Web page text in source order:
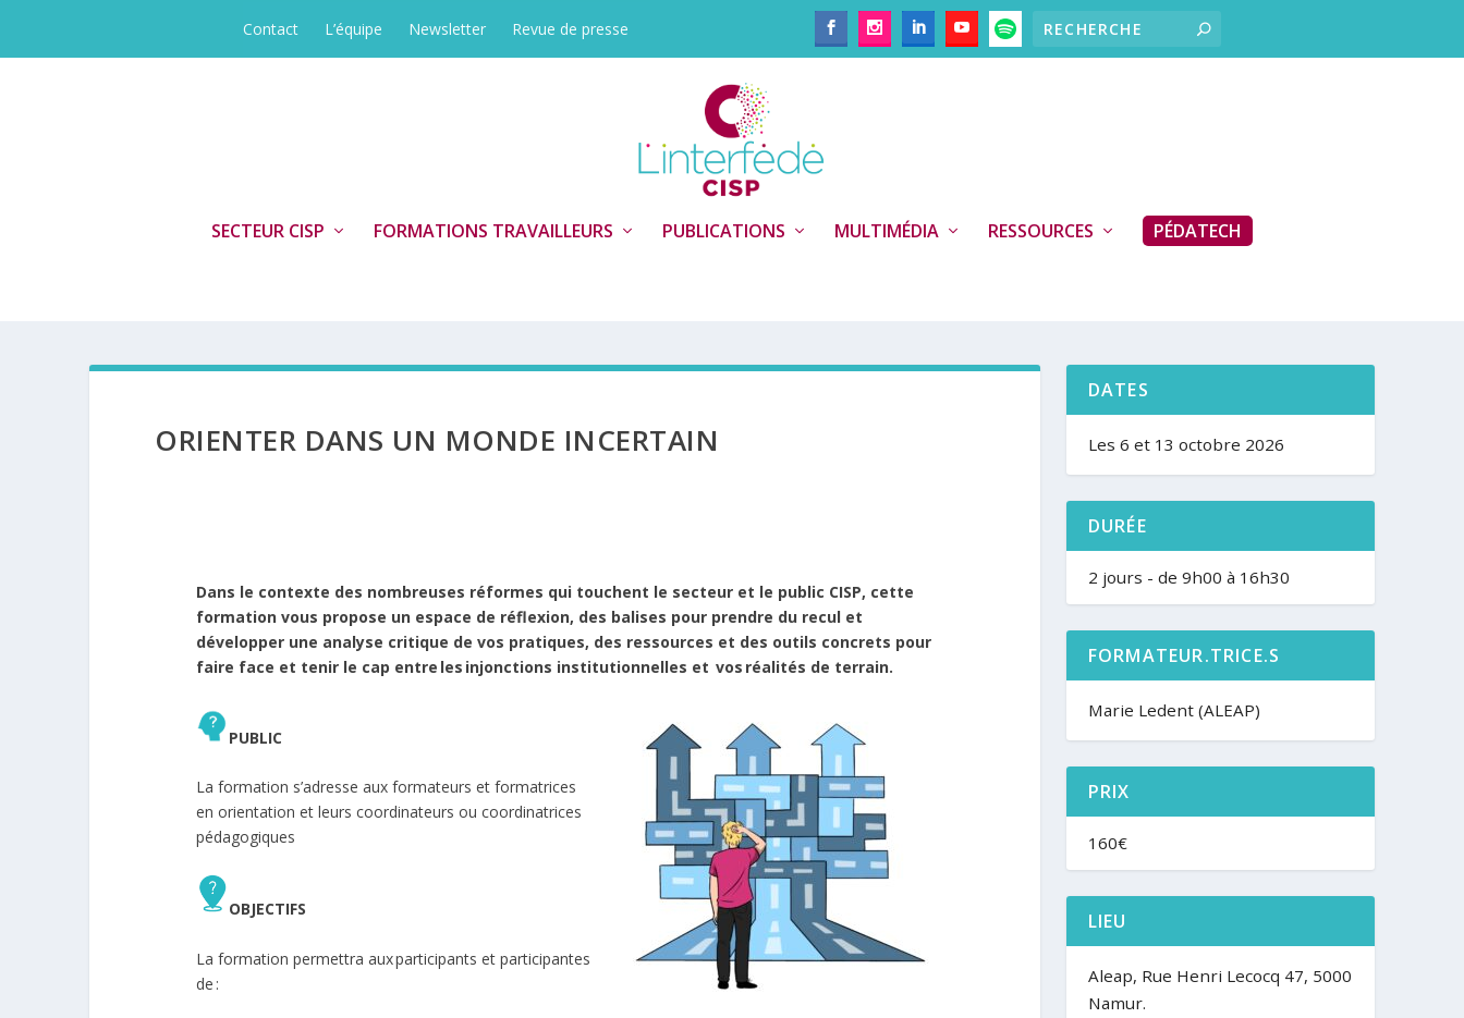
Contact L’équipe Newsletter Revue de presse
SECTEUR CISP FORMATIONS TRAVAILLEURS PUBLICATIONS MULTIMÉDIA RESSOURCES PÉDATECH
ORIENTER DANS UN MONDE INCERTAIN
Dans le contexte des nombreuses réformes qui touchent le secteur et le public CISP, cette
formation vous propose un espace de réflexion, des balises pour prendre du recul et
développer une analyse critique de vos pratiques, des ressources et des outils concrets pour
faire face et tenir le cap entre les injonctions institutionnelles et vos réalités de terrain.
PUBLIC
La formation s’adresse aux formateurs et formatrices
en orientation et leurs coordinateurs ou coordinatrices
pédagogiques
OBJECTIFS
La formation permettra aux participants et participantes
de :
DATES
Les 6 et 13 octobre 2026
DURÉE
2 jours - de 9h00 à 16h30
FORMATEUR.TRICE.S
Marie Ledent (ALEAP)
PRIX
160€
LIEU
Aleap, Rue Henri Lecocq 47, 5000
Namur.